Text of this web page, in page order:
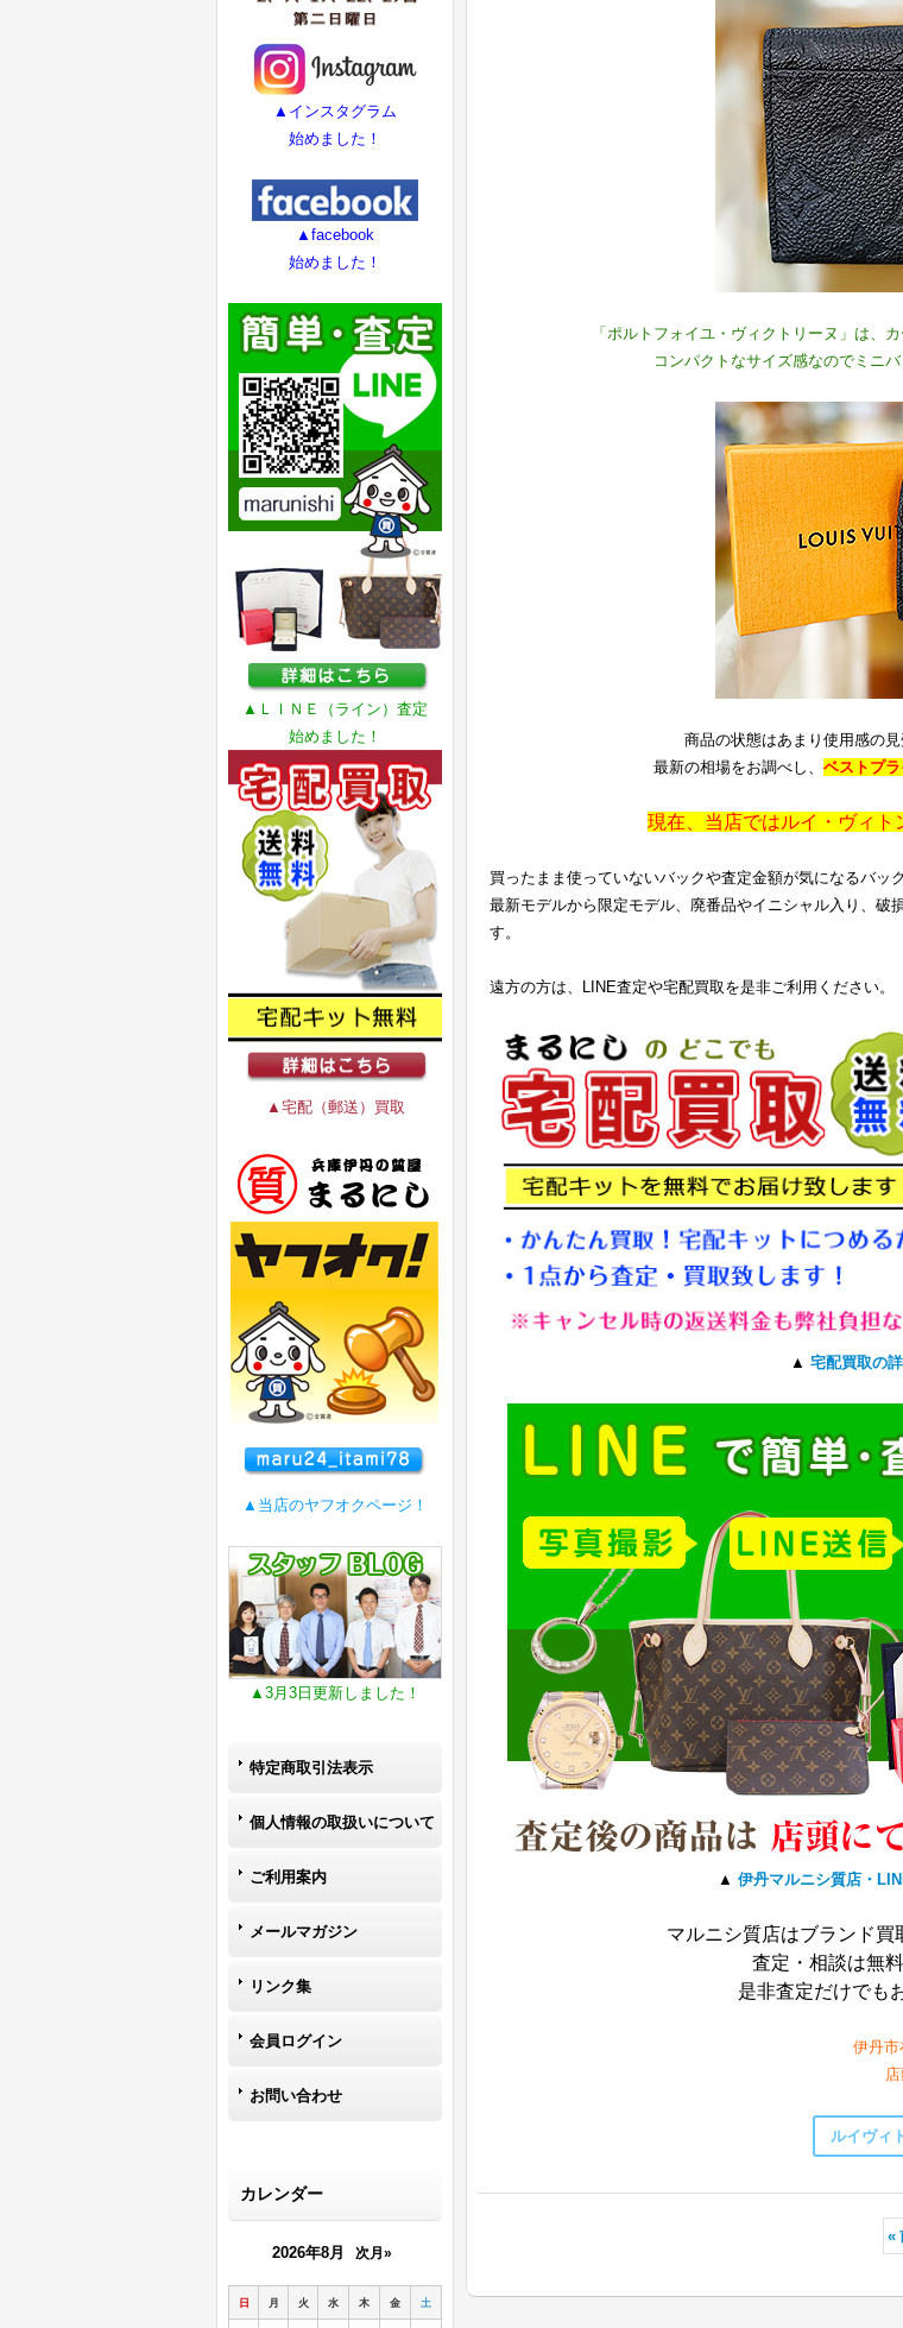
▲インスタグラム
始めました！
▲facebook
始めました！
▲ＬＩＮＥ（ライン）査定
始めました！
▲宅配（郵送）買取
▲当店のヤフオクページ！
▲3月3日更新しました！
特定商取引法表示
個人情報の取扱いについて
ご利用案内
メールマガジン
リンク集
会員ログイン
お問い合わせ
カレンダー
2026年8月 次月»
日 月 火 水 木 金 土
「ポルトフォイユ・ヴィクトリーヌ」は、
コンパクトなサイズ感なのでミニ
商品の状態はあまり使用感の
最新の相場をお調べし、 ベストプ
現在、当店ではルイ・ヴィト
買ったまま使っていないバックや査定金額が気になるバッ
最新モデルから限定モデル、廃番品やイニシャル入り、破
す。
遠方の方は、LINE査定や宅配買取を是非ご利用ください。
▲ 宅配買取の
▲ 伊丹マルニシ質店・
マルニシ質店はブランド買
査定・相談は無
是非査定だけでも
伊丹市
ルイヴィ
«